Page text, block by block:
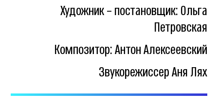
Художник – постановщик: Ольга
Петровская
Композитор: Антон Алексеевский
Звукорежиссер Аня Лях